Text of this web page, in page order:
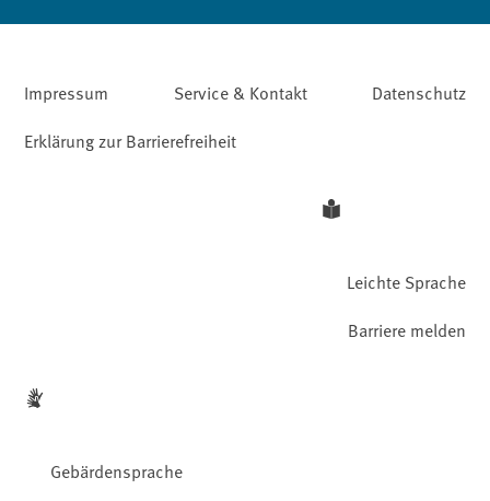
Impressum Service & Kontakt
Datenschutz
Erklärung zur Barrierefreiheit
Leichte Sprache
Gebärdensprache
Barriere melden